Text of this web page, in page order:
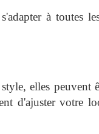
à toutes
elles peuvent
d'ajuster votre